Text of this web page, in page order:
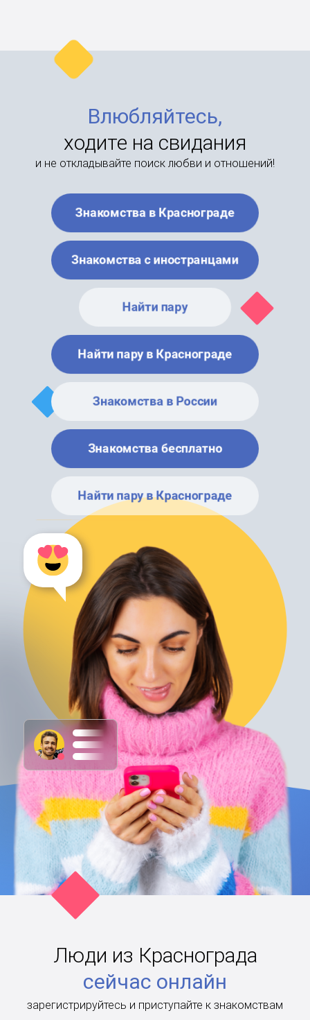
Влюбляйтесь,
ходите на свидания
и не откладывайте поиск любви и отношений!
Знакомства в Краснограде
Знакомства с иностранцами
Найти пару
Найти пару в Краснограде
Знакомства в России
Знакомства бесплатно
Найти пару в Краснограде
Люди из Краснограда
сейчас онлайн
зарегистрируйтесь и приступайте к знакомствам